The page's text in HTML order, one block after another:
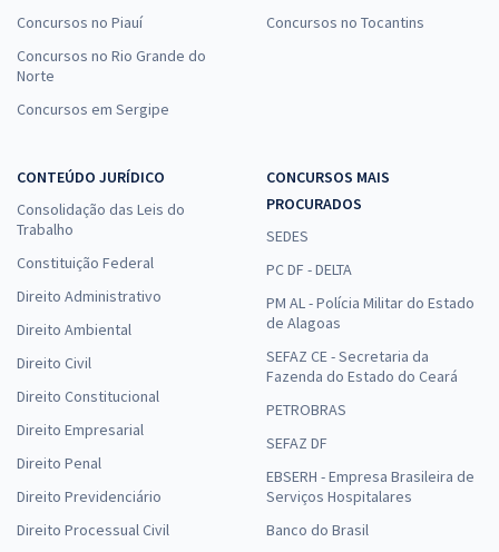
à vista
Economize R$ 109,98 (-20%)
EMBRAPA - Empresa Brasileira de Pesquisa Agropecuária - Opção
40000012: Analista – Área: Gestão de Pessoas - Subárea: Saúde
R$36,66
Comprar
EMBRAPA - Empresa Brasileira de Pesquisa Agropecuária - Opção
40000648: Analista – Área: Transferência de Tecnologia e
Comunicação - Subárea: Comunicação
Concursos no Piauí
Concursos no Rio Grande do
Norte
Concursos em Sergipe
Concursos no Tocantins
CONTEÚDO JURÍDICO
Consolidação das Leis do
Trabalho
Constituição Federal
Direito Administrativo
Direito Ambiental
Direito Civil
Direito Constitucional
Direito Empresarial
Direito Penal
Direito Previdenciário
Direito Processual Civil
CONCURSOS MAIS
PROCURADOS
SEDES
PC DF - DELTA
PM AL - Polícia Militar do Estado
de Alagoas
SEFAZ CE - Secretaria da
Fazenda do Estado do Ceará
PETROBRAS
SEFAZ DF
EBSERH - Empresa Brasileira de
Serviços Hospitalares
Banco do Brasil